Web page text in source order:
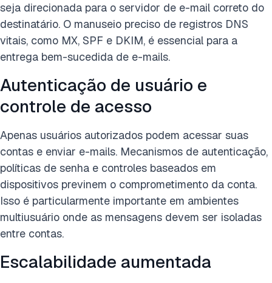
seja direcionada para o servidor de e-mail correto do
destinatário. O manuseio preciso de registros DNS
vitais, como MX, SPF e DKIM, é essencial para a
entrega bem-sucedida de e-mails.
Autenticação de usuário e
controle de acesso
Apenas usuários autorizados podem acessar suas
contas e enviar e-mails. Mecanismos de autenticação,
políticas de senha e controles baseados em
dispositivos previnem o comprometimento da conta.
Isso é particularmente importante em ambientes
multiusuário onde as mensagens devem ser isoladas
entre contas.
Escalabilidade aumentada